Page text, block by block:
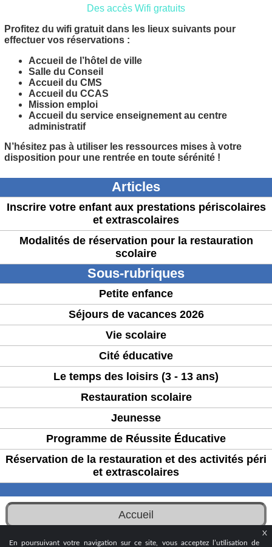
X
En poursuivant votre navigation sur ce site, vous acceptez l’utilisation de
Des accès Wifi gratuits
Profitez du wifi gratuit dans les lieux suivants pour
effectuer vos réservations :
Accueil de l’hôtel de ville
Salle du Conseil
Accueil du CMS
Accueil du CCAS
Mission emploi
Accueil du service enseignement au centre
administratif
N’hésitez pas à utiliser les ressources mises à votre
disposition pour une rentrée en toute sérénité !
Articles
Inscrire votre enfant aux prestations périscolaires
et extrascolaires
Modalités de réservation pour la restauration
scolaire
Sous-rubriques
Petite enfance
Séjours de vacances 2026
Vie scolaire
Cité éducative
Le temps des loisirs (3 - 13 ans)
Restauration scolaire
Jeunesse
Programme de Réussite Éducative
Réservation de la restauration et des activités péri
et extrascolaires
Accueil
© 2024 - Ville d’Aubervilliers